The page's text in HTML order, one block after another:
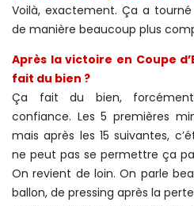
Voilà, exactement. Ça a
de manière beaucoup plus
Après la victoire en Coupe
fait du bien ?
Ça fait du bien,
confiance. Les 5 premières
mais après les 15 suivantes,
ne peut pas se permettre ça
On revient de loin. On parle
ballon, de pressing après la